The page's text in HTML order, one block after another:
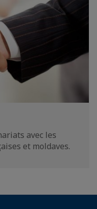
avec les
et moldaves.